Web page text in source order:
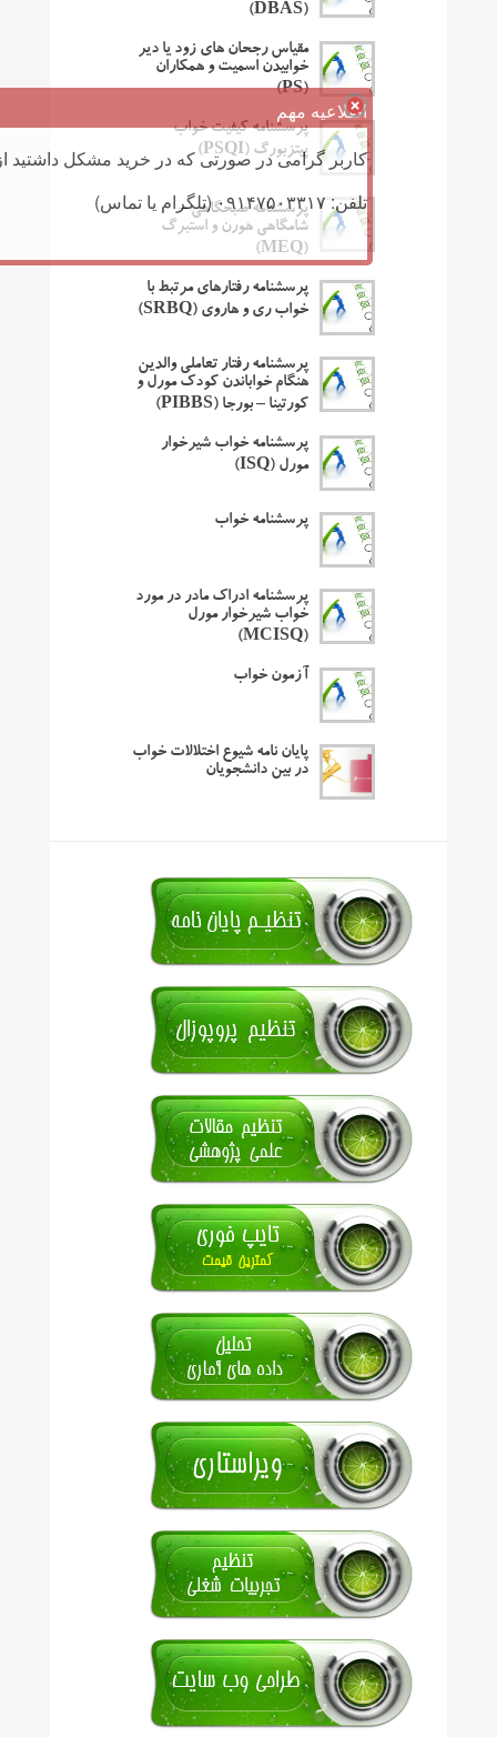
(DBAS)
مقیاس رجحان های زود یا دیر
خوابیدن اسمیت و همکاران
(PS)
پرسشنامه کیفیت خواب
پیتزبورگ (PSQI)
پرسشنامه صبحگاهی –
شامگاهی هورن و استبرگ
(MEQ)
پرسشنامه رفتارهای مرتبط با
خواب ری و هاروی (SRBQ)
پرسشنامه رفتار تعاملی والدین
هنگام خواباندن کودک مورل و
کورتینا – بورجا (PIBBS)
پرسشنامه خواب شیرخوار
مورل (ISQ)
پرسشنامه خواب
پرسشنامه ادراک مادر در مورد
خواب شیرخوار مورل
(MCISQ)
آزمون خواب
پایان نامه شیوع اختلالات خواب
در بین دانشجویان
اطلاعیه مهم
کاربر گرامی در صورتی که در خرید مشکل داشتید
تلفن: ۰۹۱۴۷۵۰۳۳۱۷ (تلگرام یا تماس)